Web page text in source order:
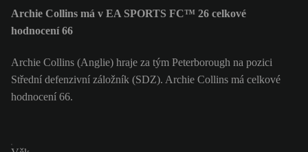
Archie Collins má v EA SPORTS FC™ 26 celkové
hodnocení 66
Archie Collins (Anglie) hraje za tým Peterborough na pozici
Střední defenzivní záložník (SDZ). Archie Collins má celkové
hodnocení 66.